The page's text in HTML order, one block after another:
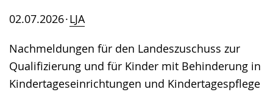
02.07.2026 LJA
Nachmeldungen für den Landeszuschuss zur
Qualifizierung und für Kinder mit Behinderung in
Kindertageseinrichtungen und Kindertagespflege